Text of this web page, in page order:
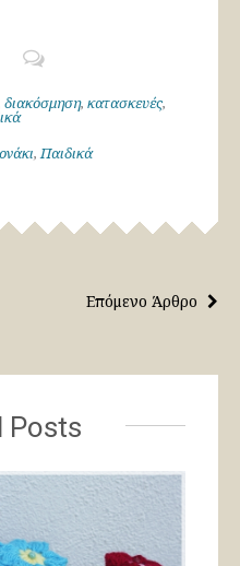
διακόσμηση, κατασκευές,
,Παιδικά
Επόμενο Άρθρο
Posts